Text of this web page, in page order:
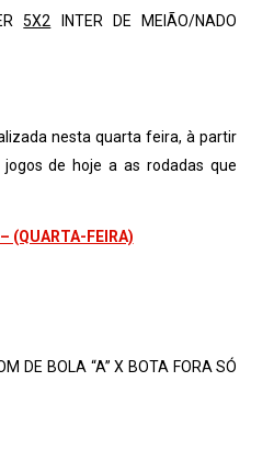
5X2 INTER DE MEIÃO/NADO
nesta quarta feira, à partir
de hoje a as rodadas que
(QUARTA-FEIRA)
DE BOLA “A” X BOTA FORA SÓ